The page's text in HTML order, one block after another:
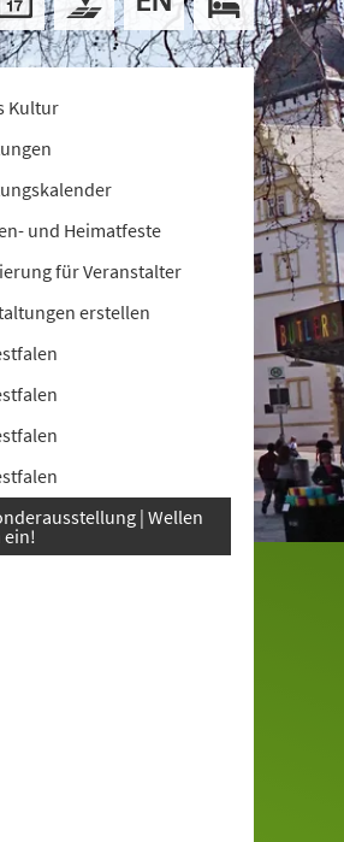
Kultur
und Heimatfeste
für Veranstalter
erstellen
| Wellen
ein!